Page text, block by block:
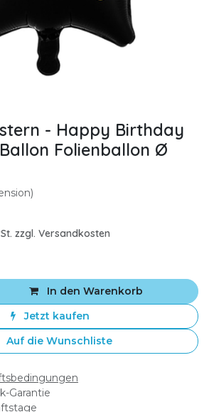
- Happy Birthday
Folienballon Ø
zzgl. Versandkosten
In den Warenkorb
Jetzt kaufen
Auf die Wunschliste
Garantie